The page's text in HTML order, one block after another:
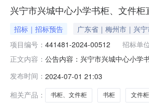
兴宁市兴城中心小学书柜、文件柜
招标｜招标预告 广东省｜梅州市｜兴
项目编号： 441481-2024-00512 招标单
正文内容： 公告内容：兴宁市兴城中心小学
0115:02:10发布人：兴宁市兴城
发布时间： 2024-07-01 21:03
相关产品：
书柜、文件柜 书柜 文件柜